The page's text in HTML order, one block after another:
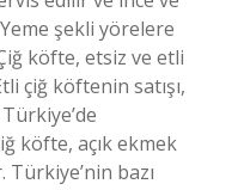
şekli yörelere
köfte, etsiz ve etli
çiğ köftenin satışı,
Türkiye’de
köfte, açık ekmek
bazı